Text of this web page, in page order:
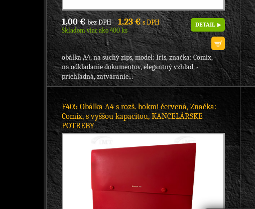
1,00 €bez DPH 1,23 €s DPH
Skladom viac ako 400 ks
DETAIL
obálka A4, na suchý zips, model: Iris, značka: Comix, -
na odkladanie dokumentov, elegantný vzhľad, -
priehľadná, zatváranie...
F405 Obálka A4 s rozš. bokmi červená, Značka:
Comix, s vyššou kapacitou, KANCELÁRSKE
POTREBY